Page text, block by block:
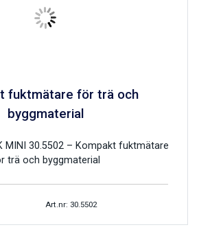
fuktmätare för trä och
byggmaterial
MINI 30.5502 – Kompakt fuktmätare
trä och byggmaterial
Art.nr: 30.5502